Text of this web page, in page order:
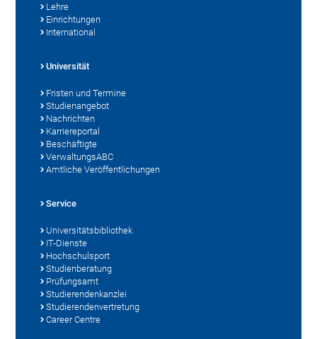
Lehre
Einrichtungen
International
Universität
Fristen und Termine
Studienangebot
Nachrichten
Karriereportal
Beschäftigte
VerwaltungsABC
Amtliche Veröffentlichungen
Service
Universitätsbibliothek
IT-Dienste
Hochschulsport
Studienberatung
Prüfungsamt
Studierendenkanzlei
Studierendenvertretung
Career Centre